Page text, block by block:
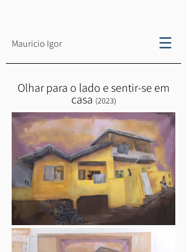
Mauricio Igor
Olhar para o lado e sentir-se em
casa (2023)